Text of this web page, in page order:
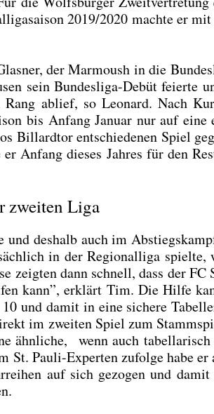
2019/2020 mach­te er
der Mar­moush in die
sein Bun­des­li­ga-Debüt fei­er­te
ablief, so Leo­nard. Nach
bis Anfang Janu­ar nur auf
Bil­lard­tor ent­schie­de­nen Spiel
Anfang die­ses Jah­res für den
zweiten Liga
des­halb auch im
in der Regio­nal­li­ga spiel­te,
zeig­ten dann schnell, dass der
kann”, erklärt Tim. Die Hil­fe
und damit in eine siche­re
im zwei­ten Spiel zum
ähn­li­che, wenn auch tabel­la­risch
Pau­li-Exper­ten zufol­ge habe er
auf sich gezo­gen und